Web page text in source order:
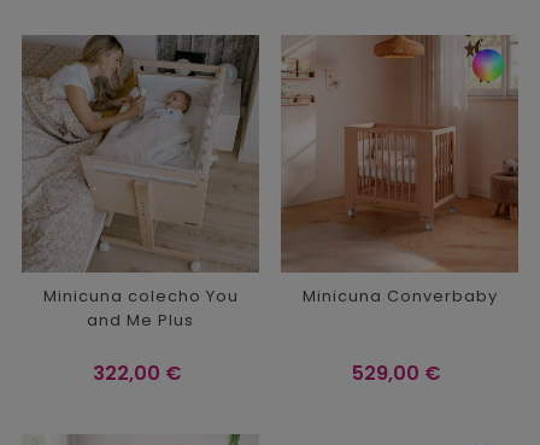
Minicuna colecho You
and Me Plus
Precio
322,00 €
Minicuna Converbaby
Precio
529,00 €